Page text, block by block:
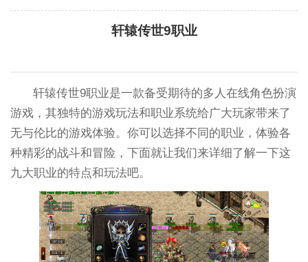
轩辕传世9职业
轩辕传世9职业是一款备受期待的多人在线角色扮演
游戏，其独特的游戏玩法和职业系统给广大玩家带来了
无与伦比的游戏体验。你可以选择不同的职业，体验各
种精彩的战斗和冒险，下面就让我们来详细了解一下这
九大职业的特点和玩法吧。